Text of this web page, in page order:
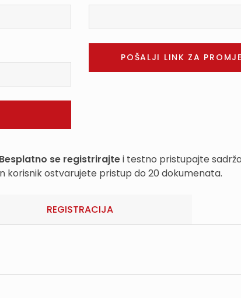
Besplatno se registrirajtei testno pristupajte
korisnik ostvarujete pristup do 20 dokumenata.
REGISTRACIJA